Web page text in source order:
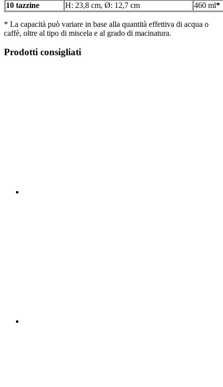
10 tazzine
H: 23,8 cm, Ø: 12,7 cm 460 ml*
* La capacità può variare in base alla quantità effettiva di acqua o
caffè, oltre al tipo di miscela e al grado di macinatura.
Prodotti consigliati